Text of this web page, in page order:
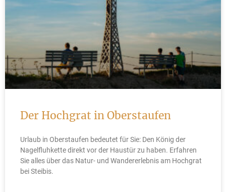
Der Hochgrat in Oberstaufen
Urlaub in Oberstaufen bedeutet für Sie: Den König der
Nagelfluhkette direkt vor der Haustür zu haben. Erfahren
Sie alles über das Natur- und Wandererlebnis am Hochgrat
bei Steibis.